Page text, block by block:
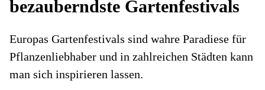
bezauberndste Gartenfestivals
Europas Gartenfestivals sind wahre Paradiese für
Pflanzenliebhaber und in zahlreichen Städten kann
man sich inspirieren lassen.